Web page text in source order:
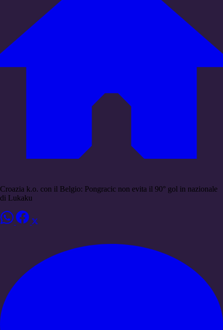
Croazia k.o. con il Belgio: Pongracic non evita il 90° gol in nazionale
di Lukaku